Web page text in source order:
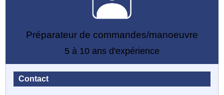
Préparateur de commandes/manoeuvre
5 à 10 ans d'expérience
Contact